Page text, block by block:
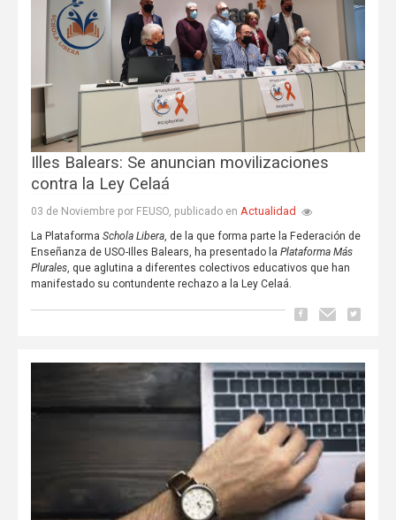
Illes Balears: Se anuncian movilizaciones
contra la Ley Celaá
03 de Noviembre por FEUSO, publicado en Actualidad
La Plataforma Schola Libera, de la que forma parte la Federación de
Enseñanza de USO-Illes Balears, ha presentado la Plataforma Más
Plurales, que aglutina a diferentes colectivos educativos que han
manifestado su contundente rechazo a la Ley Celaá.